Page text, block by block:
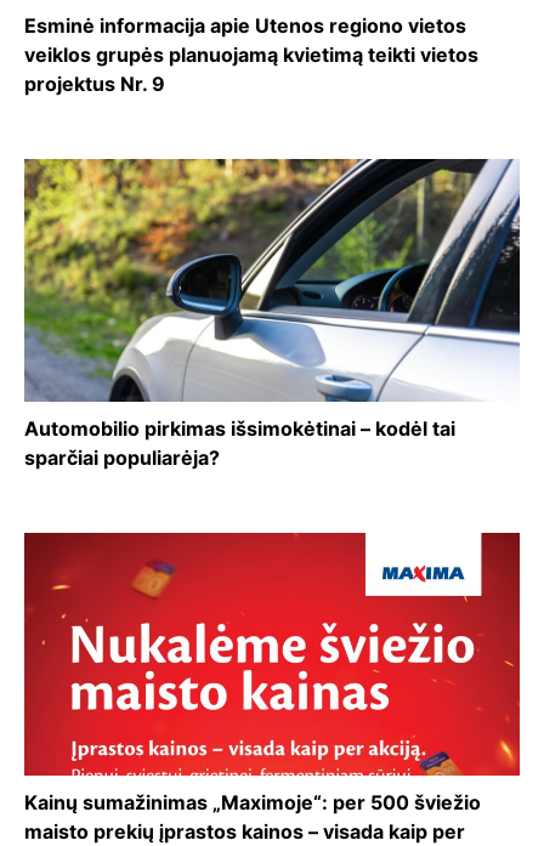
Esminė informacija apie Utenos regiono vietos
veiklos grupės planuojamą kvietimą teikti vietos
projektus Nr. 9
Automobilio pirkimas išsimokėtinai – kodėl tai
sparčiai populiarėja?
Kainų sumažinimas „Maximoje“: per 500 šviežio
maisto prekių įprastos kainos – visada kaip per